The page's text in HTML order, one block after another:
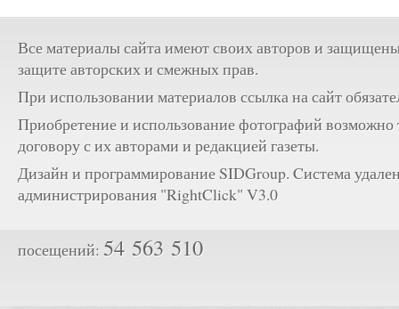
Все материалы сайта имеют своих авторов и
защите авторских и смежных прав.
При использовании материалов ссылка на сайт
Приобретение и использование фотографий возможно
договору с их авторами и редакцией газеты.
Дизайн и программирование SIDGroup. Cистема
администрирования "RightClick" V3.0
посещений: 54 563 510